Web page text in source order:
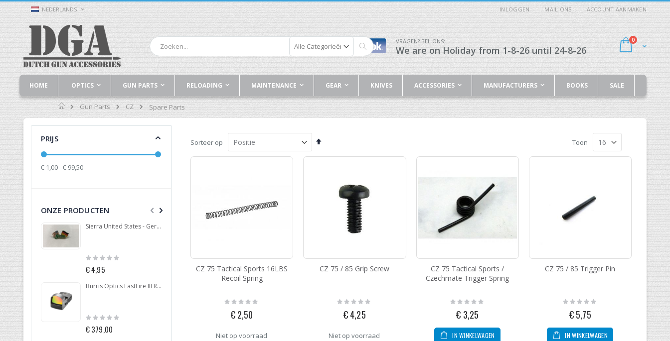
Ga
naar
de
inhoud
TAALNEDERLANDS INLOGGEN MAIL ONS ACCOUNT AANMAKEN
Cart
0producten
Zoek
Zoek
VRAGEN? BEL ONS:
We are on Holiday from 1-8-26 until 24-8-26
HOME OPTICS GUN PARTS RELOADING MAINTENANCE GEAR KNIVES ACCESSORIES MANUFACTURERS BOOKS SALE
Home
Gun Parts CZ Spare Parts
Sorteer op
Van
naar
Toon
CZ 75 Tactical Sports 16LBS
Recoil Spring
Rating:
0%
€ 2,50
Niet op voorraad
CZ 75 / 85 Grip Screw
Rating:
0%
€ 4,25
Niet op voorraad
CZ 75 Tactical Sports /
Czechmate Trigger Spring
Rating:
0%
€ 3,25
IN WINKELWAGEN
CZ 75 / 85 Trigger Pin
Rating:
0%
€ 5,75
IN WINKELWAGEN
PRIJS
€ 1,00 - € 99,50
ONZE PRODUCTEN
Sierra United States - Germany Pin
Rating:
0%
€ 4,95
Burris Optics FastFire III Red Dot
Rating:
€ 379,00
Rating:
€ 77,95